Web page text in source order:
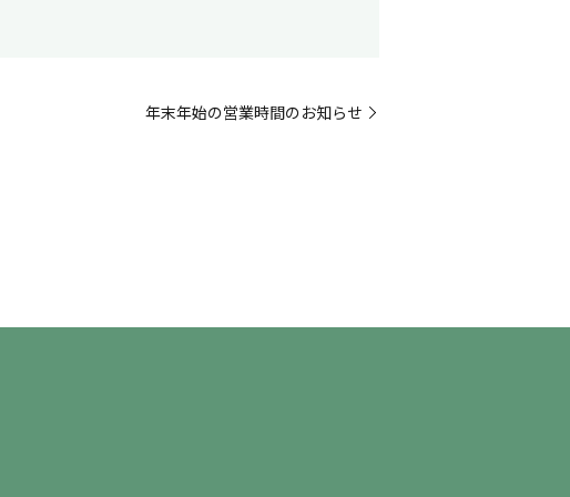
年末年始の営業時間のお知らせ